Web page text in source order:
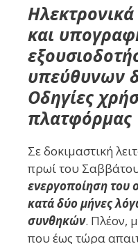
και
υπεύθυνων
Οδηγίες
πλατφόρμας
Σε δοκιμαστική
πρωί του
ενεργοποίηση του
κατά δύο μήνες
συνθηκών. Πλέον,
που έως τώρα